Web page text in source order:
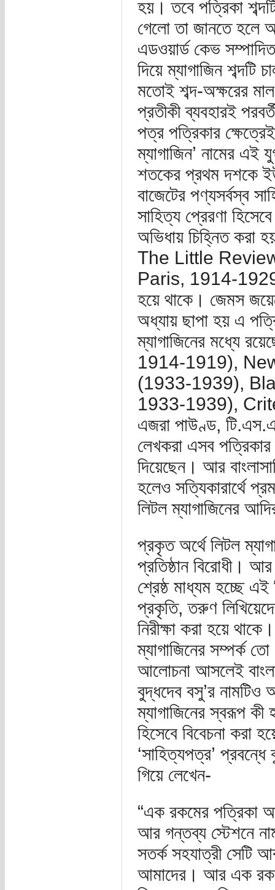
হয়। তবে পত্রিকা
গেলো তা জানতে হলে
এডওয়ার্ড কেভ
দিয়ে ম্যাগাজিন
মতোই শব্দ-অক্ষরের
প্রতীকী ব্যবহারই
পত্র পত্রিকার
ম্যাগাজিন’ নামের এই
শতকের প্রথম দশকে
বাজেটের পণ্যসর্বস্ব
সাহিত্য প্রেরণা
অভিধায় চিহ্নিত
The Little
Paris, 1914-1929)
হয়ে থাকে। জেমস
অধ্যায় ছাপা হয় এ
ম্যাগাজিনের মধ্যে
1914-1919),
(1933-1939),
1933-1939),
এজরা পাউণ্ড,
লেখকরা এসব পত্রিকার
দিয়েছেন। আর
হলেও সত্যিকারার্থে
লিটল ম্যাগাজিনের
প্রকৃত অর্থে লিটল
প্রতিষ্ঠান বিরোধী। আর
শ্রেষ্ঠ মাধ্যম হচ্ছে
প্রকৃতি, তরুণ
নিরীক্ষা করা হয়ে
ম্যাগাজিনের সম্পর্ক
আলোচনা আসলেই
বুদ্ধদেব বসু’র নামটিও
ম্যাগাজিনের স্বরূপ কী
হিসেবে বিবেচনা করা
‘সাহিত্যপত্র’
গিয়ে লেখেন-
“এক রকমের পত্রিকা
আর গন্তব্য স্টেশনে
সতর্ক সহযাত্রী সেটি
আমাদের। আর এক